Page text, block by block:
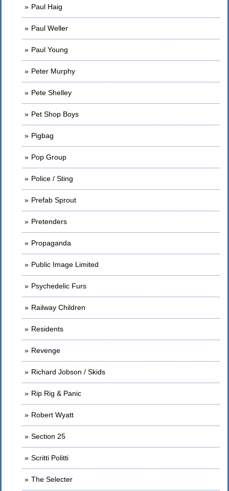
Paul Haig
Paul Weller
Paul Young
Peter Murphy
Pete Shelley
Pet Shop Boys
Pigbag
Pop Group
Police / Sting
Prefab Sprout
Pretenders
Propaganda
Public Image Limited
Psychedelic Furs
Railway Children
Residents
Revenge
Richard Jobson / Skids
Rip Rig & Panic
Robert Wyatt
Section 25
Scritti Politti
The Selecter